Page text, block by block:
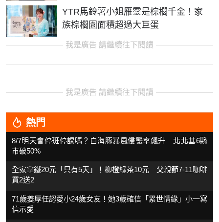
YTR馬鈴薯小姐雁靈是棕櫚千金！家
族棕櫚園面積超過大巨蛋
我是廣告 請繼續往下閱讀
我是廣告 請繼續往下閱讀
熱門
8/7明天會停班停課嗎？白海豚暴風侵襲率飆升 北北基6縣
市破50%
全家拿鐵20元「只有5天」！柳橙綠茶10元 父親節7-11咖啡
買2送2
71歲姜厚任認愛小24歲女友！她3歲確信「累世情緣」小一寫
信示愛